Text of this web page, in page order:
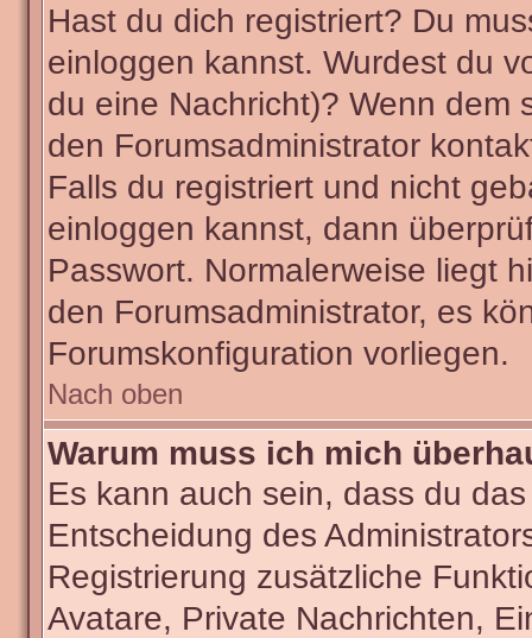
Hast du dich registriert? Du
einloggen kannst. Wurdest du
du eine Nachricht)? Wenn dem
den Forumsadministrator
Falls du registriert und nicht
einloggen kannst, dann
Passwort. Normalerweise liegt
den Forumsadministrator, es
Forumskonfiguration vorliegen.
Nach oben
Warum muss ich mich
Es kann auch sein, dass du
Entscheidung des
Registrierung zusätzliche
Avatare, Private Nachrichten,